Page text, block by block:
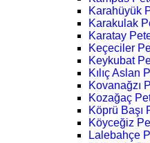
Karahüyük
Karakulak
Karatay
Keçeciler
Keykubat
Kılıç Aslan
Kovanağzı
Kozağaç
Köprü Başı
Köyceğiz
Lalebahçe